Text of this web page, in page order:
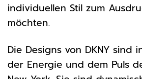
individuellen Stil zum
möchten.
Die Designs von DKNY sind
der Energie und dem Puls